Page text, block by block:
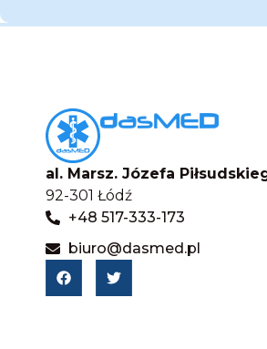
al. Marsz. Józefa
92-301 Łódź
+48 517-333-173
biuro@dasmed.pl